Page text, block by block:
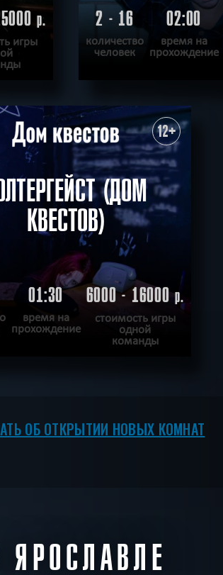
р.
игры
2 - 16
количество
человек
02:00
время на
прохождение
ХОЧУ ПРОЙТИ
12+
(ДОМ
КВЕСТОВ)
01:30
время на
прохождение
6000 - 16000р.
стоимость игры
одной
команды
ОБ ОТКРЫТИИ НОВЫХ КОМНАТ